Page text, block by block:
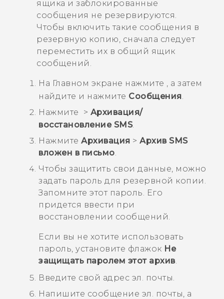
ящика и заблокированные
сообщения не резервируются.
Чтобы включить такие сообщения в
резервную копию, сначала следует
переместить их в общий ящик
сообщений.
На Главном экране нажмите , а затем
найдите и нажмите Сообщения
Нажмите
> Архивация/
восстановление SMS.
Нажмите Архивация > Архив SMS
вложен в письмо
Чтобы защитить свои данные, можно
задать пароль для резервной копии.
Запомните этот пароль. Его
придется ввести при
восстановлении сообщений.
Если вы не хотите использовать
пароль, установите флажок Не
защищать паролем этот архив
Введите свой адрес эл. почты.
Напишите сообщение эл. почты, а